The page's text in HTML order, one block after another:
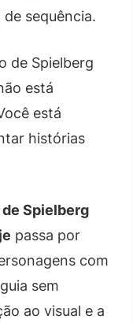
sequência.
de Spielberg
está
está
histórias
Spielberg
passa por
com
sem
ao visual e a